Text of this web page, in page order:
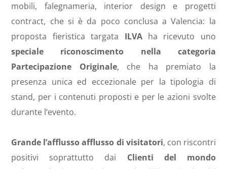
mobili, falegnameria, interior design e progetti
contract, che si è da poco conclusa a Valencia: la
proposta fieristica targata ILVAha ricevuto uno
speciale riconoscimento nella categoria
Partecipazione Originale, che ha premiato la
presenza unica ed eccezionale per la tipologia di
stand, per i contenuti proposti e per le azioni svolte
durante l’evento.
Grande l’afflusso afflusso di visitatori, con riscontri
positivi soprattutto dai Clienti del mondo